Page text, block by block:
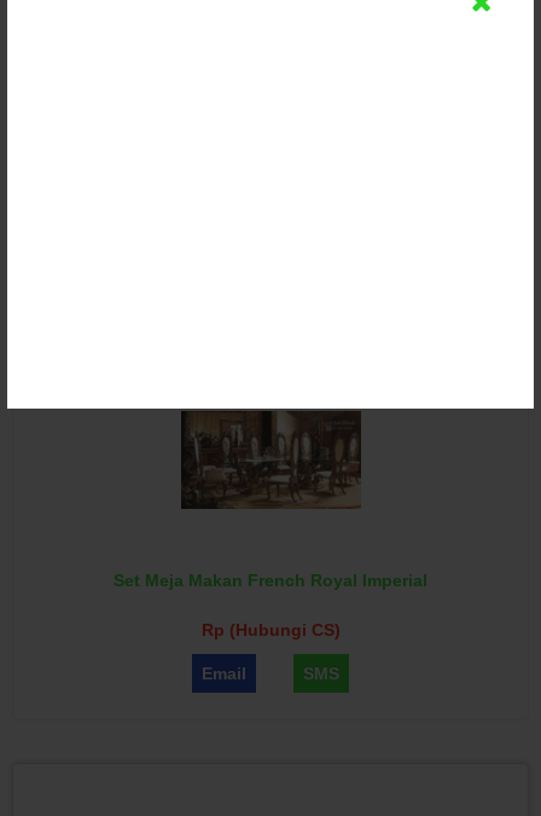
Set Meja Makan French Royal Imperial
Rp (Hubungi CS)
Email SMS